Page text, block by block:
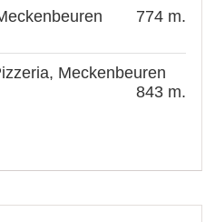
774 m.
Meckenbeuren
843 m.